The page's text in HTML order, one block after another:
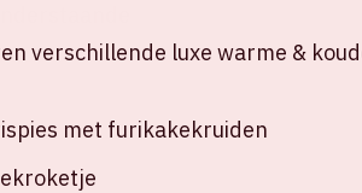
verschillende luxe warme &
met furikakekruiden